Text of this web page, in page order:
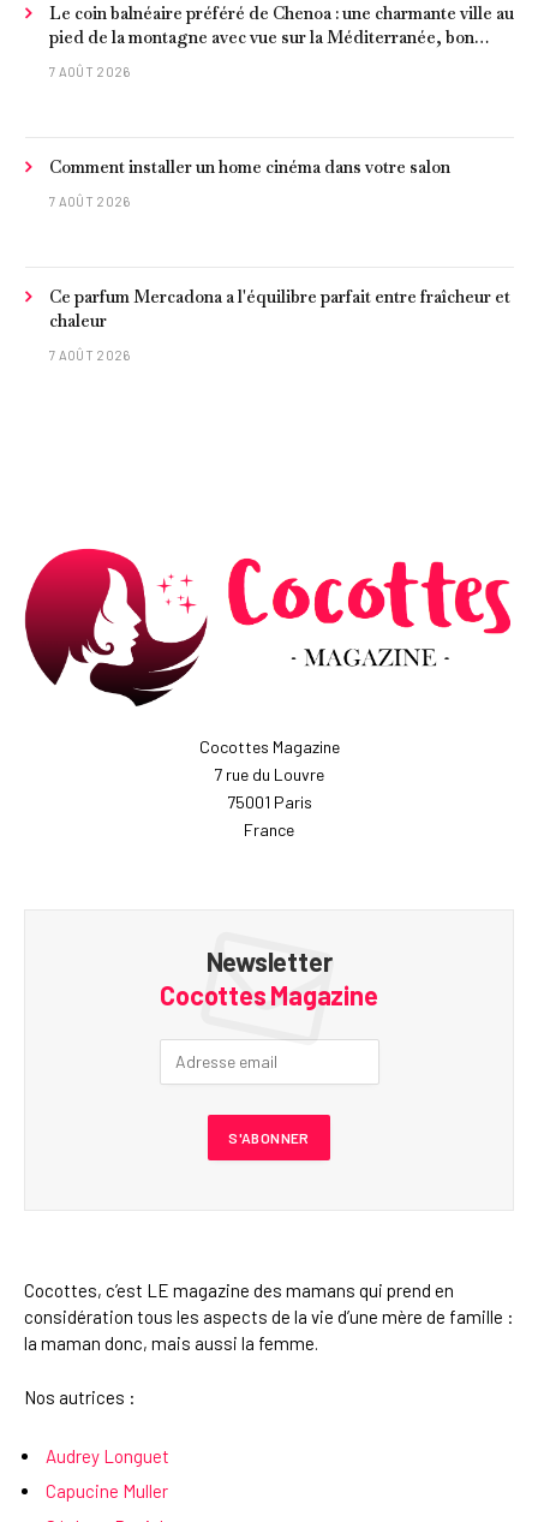
Le coin balnéaire préféré de Chenoa : une charmante ville au
pied de la montagne avec vue sur la Méditerranée, bon
poisson et criques isolées
7 AOÛT 2026
Comment installer un home cinéma dans votre salon
7 AOÛT 2026
Ce parfum Mercadona a l'équilibre parfait entre fraîcheur et
chaleur
7 AOÛT 2026
Cocottes Magazine
7 rue du Louvre
75001 Paris
France
Newsletter
Cocottes Magazine
Cocottes, c’est LE magazine des mamans qui prend en
considération tous les aspects de la vie d’une mère de famille :
la maman donc, mais aussi la femme.
Nos autrices :
Audrey Longuet
Capucine Muller